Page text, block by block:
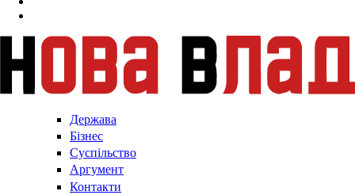
Держава
Бізнес
Суспільство
Аргумент
Контакти